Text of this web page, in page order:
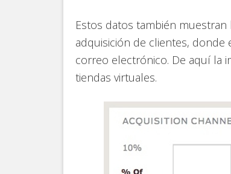
Estos datos también
adquisición de clientes,
correo electrónico. De aquí la
tiendas virtuales.